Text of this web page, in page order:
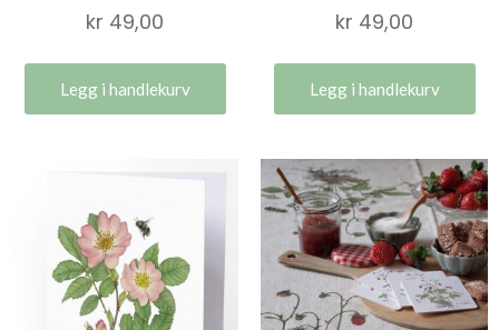
kr 49,00
Legg i handlekurv
kr 49,00
Legg i handlekurv